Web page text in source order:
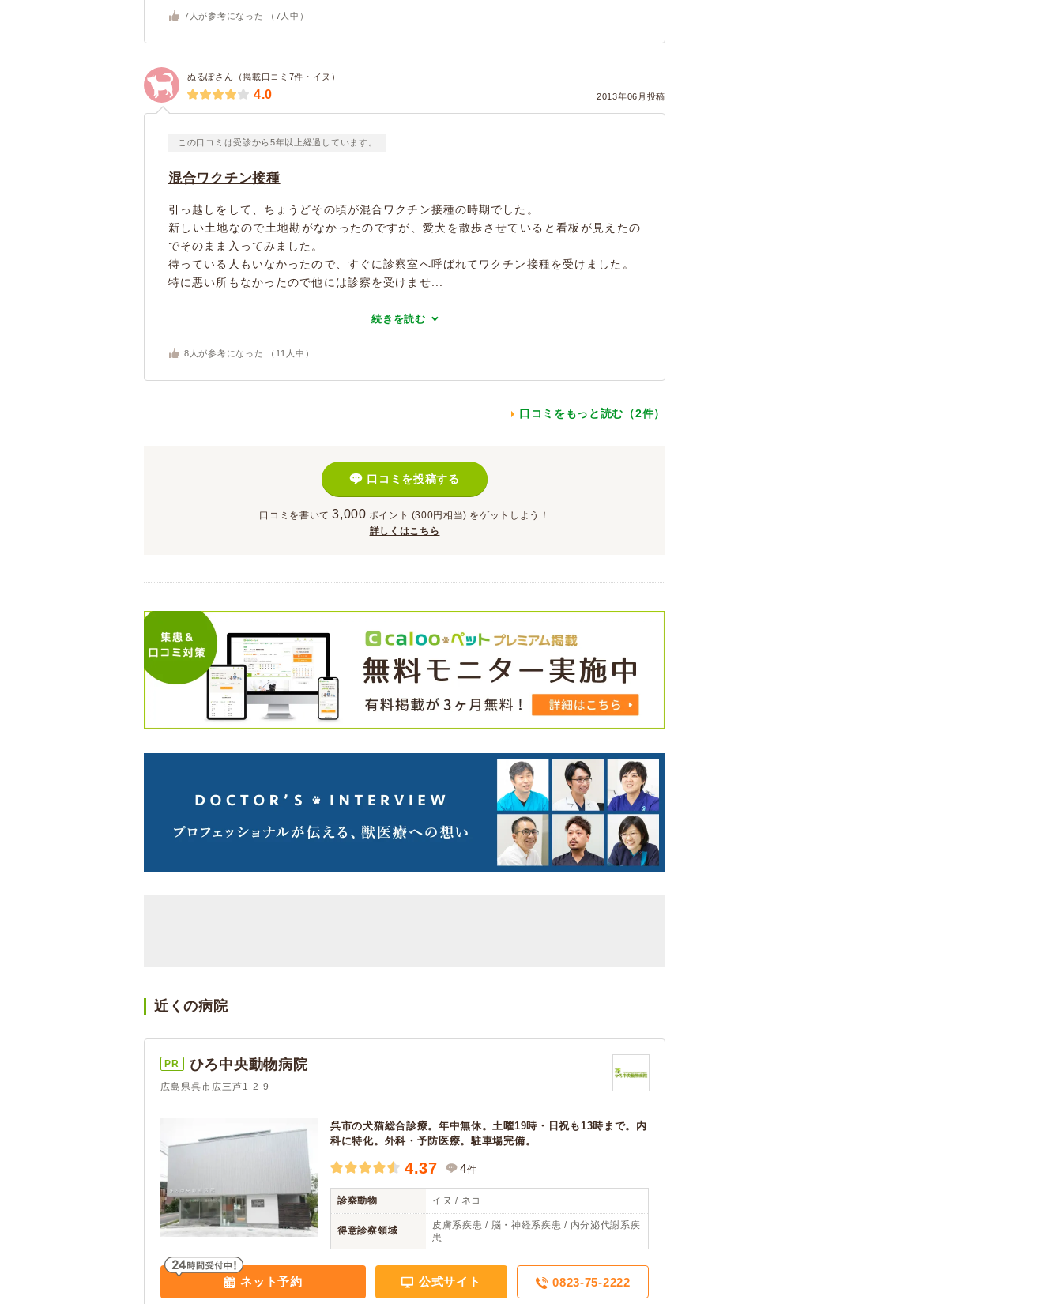
7 人が参考になった （ 7 人中）
ぬるぽさん（掲載口コミ7件・イヌ）
2013年06月投稿
4.0
この口コミは受診から5年以上経過しています。
混合ワクチン接種
引っ越しをして、ちょうどその頃が混合ワクチン接種の時期でした。
新しい土地なので土地勘がなかったのですが、愛犬を散歩させていると看板が見えたの
でそのまま入ってみました。
待っている人もいなかったので、すぐに診察室へ呼ばれてワクチン接種を受けました。
特に悪い所もなかったので他には診察を受けませ...
続きを読む
8 人が参考になった （ 11 人中）
口コミをもっと読む（2件）
口コミを投稿する
口コミを書いて 3,000 ポイント (300円相当) をゲットしよう！
詳しくはこちら
近くの病院
PR ひろ中央動物病院
広島県呉市広三芦1-2-9
呉市の犬猫総合診療。年中無休。土曜19時・日祝も13時まで。内
科に特化。外科・予防医療。駐車場完備。
4.37 4件
診察動物 イヌ / ネコ
得意診察領域
皮膚系疾患 / 脳・神経系疾患 / 内分泌代謝系疾
患
ネット予約 公式サイト 0823-75-2222